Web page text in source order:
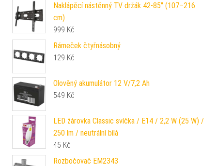
Naklápěcí nástěnný TV držák 42-85" (107–216
cm)
999 Kč
Rámeček čtyřnásobný
129 Kč
Olověný akumulátor 12 V/7,2 Ah
549 Kč
LED žárovka Classic svíčka / E14 / 2,2 W (25 W) /
250 lm / neutrální bílá
45 Kč
Rozbočovač EM2343